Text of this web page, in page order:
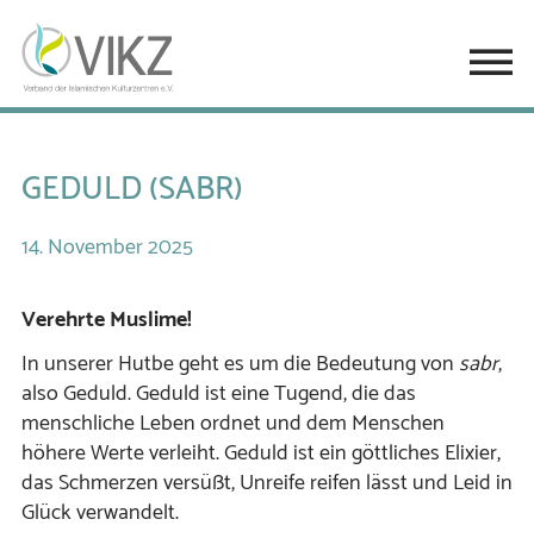
GEDULD (SABR)
14.November2025
Verehrte Muslime!
In unserer Hutbe geht es um die Bedeutung von sabr,
also Geduld. Geduld ist eine Tugend, die das
menschliche Leben ordnet und dem Menschen
höhere Werte verleiht. Geduld ist ein göttliches Elixier,
das Schmerzen versüßt, Unreife reifen lässt und Leid in
Glück verwandelt.